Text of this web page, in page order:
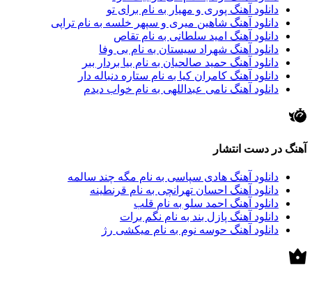
دانلود آهنگ پوری و مهیار به نام برای تو
دانلود آهنگ شاهین میری و سپهر خلسه به نام تراپی
دانلود آهنگ امید سلطانی به نام تقاص
دانلود آهنگ شهراد سیستان به نام بی وفا
دانلود آهنگ حمید صالحیان به نام بیا بردار ببر
دانلود آهنگ کامران کیا به نام ستاره دنباله دار
دانلود آهنگ نامی عبداللهی به نام خواب دیدم
آهنگ در دست انتشار
دانلود آهنگ هادی سپاسی به نام مگه چند سالمه
دانلود آهنگ احسان تهرانچی به نام قرنطینه
دانلود آهنگ احمد سلو به نام قلب
دانلود آهنگ پازل بند به نام نگم برات
دانلود آهنگ حوسه نوم به نام میکشی رژ